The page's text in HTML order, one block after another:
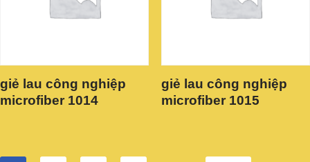
giẻ lau công nghiệp
microfiber 1014
giẻ lau công nghiệp
microfiber 1015